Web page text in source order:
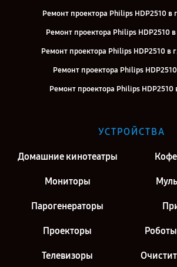
Ремонт проектора Philips HDP2510 в
Ремонт проектора Philips HDP2510
Ремонт проектора Philips HDP2510 в
Ремонт проектора Philips
Ремонт проектора Philips HDP2510
Ремонт проектора Philips HDP2510
УСТРОЙСТВА
Домашние кинотеатры
Мониторы
Парогенераторы
Проекторы
Телевизоры